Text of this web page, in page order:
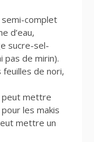
semi-complet
d’eau,
sucre-sel-
pas de mirin).
feuilles de nori,
peut mettre
les makis
mettre un